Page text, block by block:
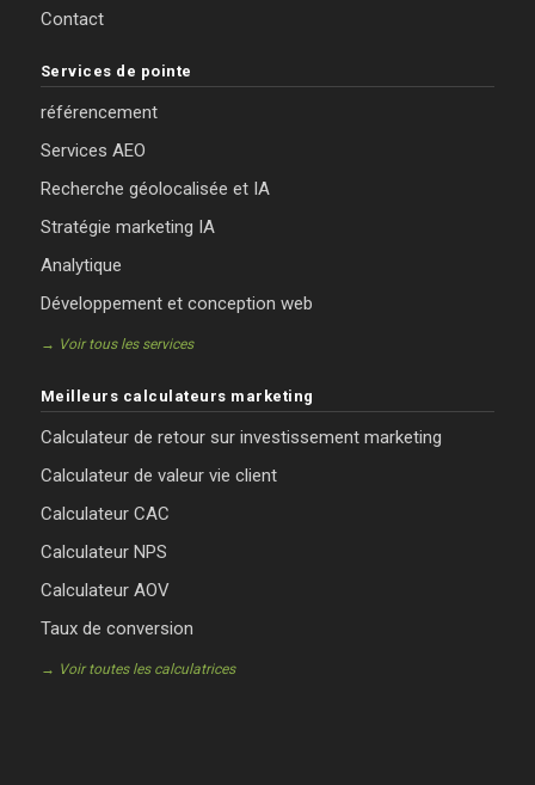
Contact
Services de pointe
référencement
Services AEO
Recherche géolocalisée et IA
Stratégie marketing IA
Analytique
Développement et conception web
→ Voir tous les services
Meilleurs calculateurs marketing
Calculateur de retour sur investissement marketing
Calculateur de valeur vie client
Calculateur CAC
Calculateur NPS
Calculateur AOV
Taux de conversion
→ Voir toutes les calculatrices